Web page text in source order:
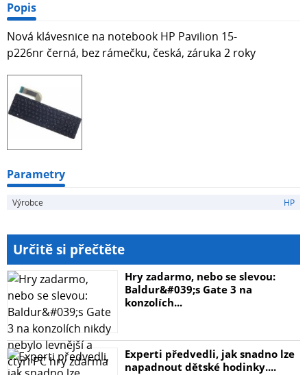
Popis
Nová klávesnice na notebook HP Pavilion 15-
p226nr černá, bez rámečku, česká, záruka 2 roky
Parametry
Výrobce HP
Určitě si přečtěte
Hry zadarmo, nebo se slevou:
Baldur&#039;s Gate 3 na
konzolích...
Experti předvedli, jak snadno lze
napadnout dětské hodinky....